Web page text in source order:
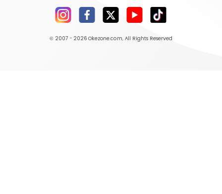
© 2007 - 2026 Okezone.com, All Rights Reserved